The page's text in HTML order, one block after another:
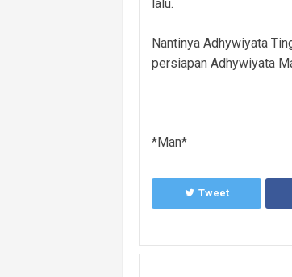
lalu.
Nantinya Adhywiyata
persiapan Adhywiyata
*Man*
Tweet